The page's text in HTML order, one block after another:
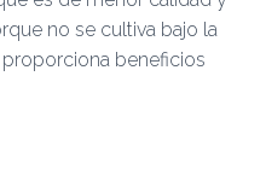
no se cultiva bajo la
beneficios